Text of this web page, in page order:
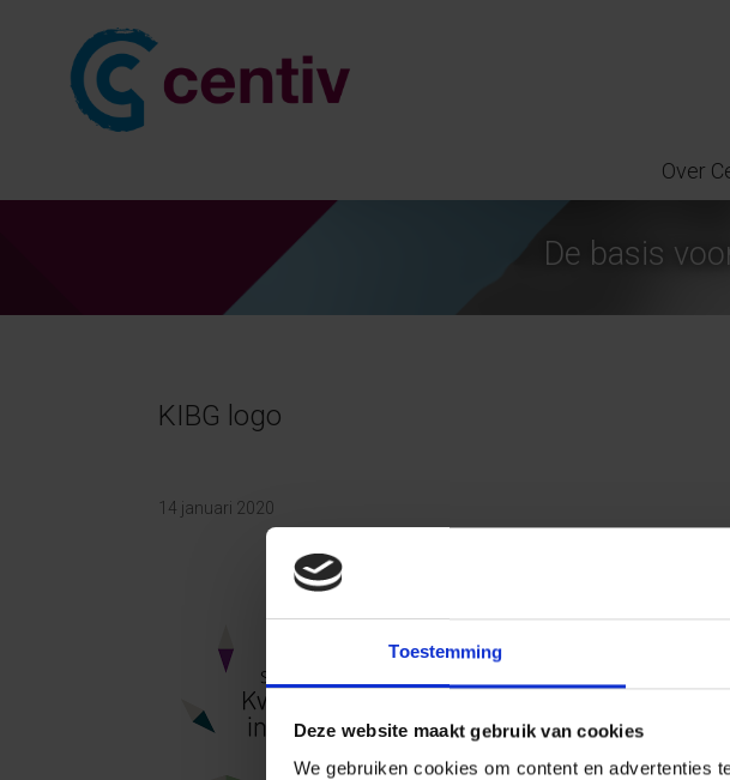
Toestemming
Deze website maakt gebruik van cookies
We gebruiken cookies om content en advertenties
Over
De basis
KIBG logo
14 januari 2020